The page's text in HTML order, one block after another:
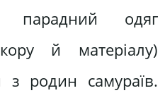
парадний одяг
й матеріалу)
родин самураїв.